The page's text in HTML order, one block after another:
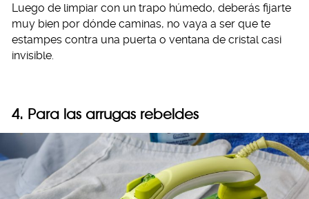
Luego de limpiar con un trapo húmedo, deberás fijarte
muy bien por dónde caminas, no vaya a ser que te
estampes contra una puerta o ventana de cristal casi
invisible.
4. Para las arrugas rebeldes